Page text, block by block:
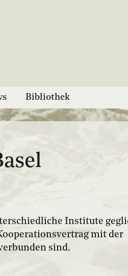
Bibliothek
Institute
mit der
sind.